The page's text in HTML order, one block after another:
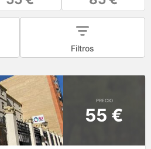
Filtros
PRECIO
55 €